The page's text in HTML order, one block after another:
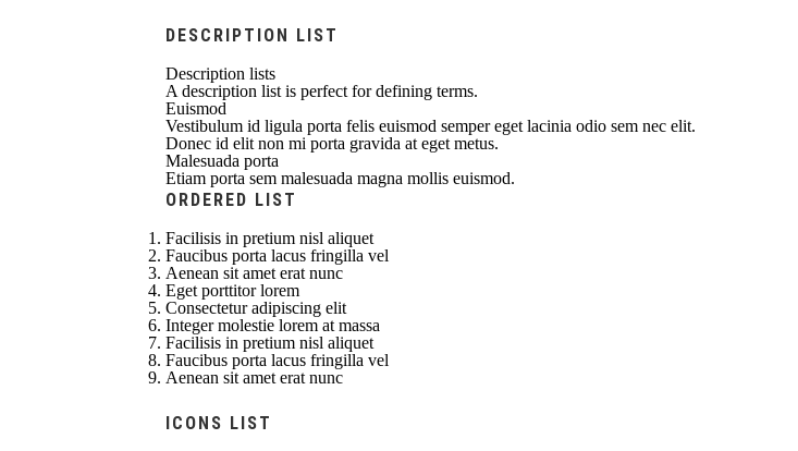
DESCRIPTION LIST
Description lists
A description list is perfect for defining terms.
Euismod
Vestibulum id ligula porta felis euismod semper eget lacinia odio sem nec elit.
Donec id elit non mi porta gravida at eget metus.
Malesuada porta
Etiam porta sem malesuada magna mollis euismod.
ORDERED LIST
Facilisis in pretium nisl aliquet
Faucibus porta lacus fringilla vel
Aenean sit amet erat nunc
Eget porttitor lorem
Consectetur adipiscing elit
Integer molestie lorem at massa
Facilisis in pretium nisl aliquet
Faucibus porta lacus fringilla vel
Aenean sit amet erat nunc
ICONS LIST